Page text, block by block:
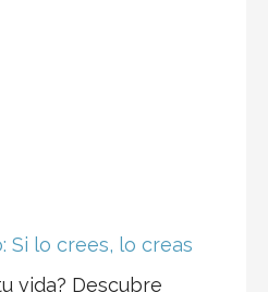
Si lo crees, lo creas
vida? Descubre